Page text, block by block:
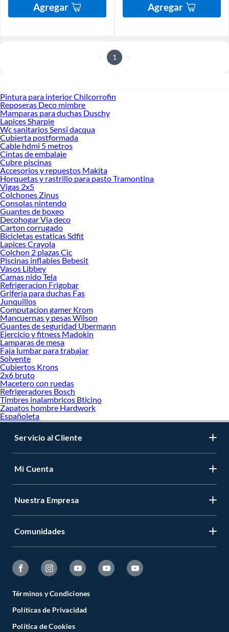
Agregar Agregar
1
Pintura para interior Chilcorrofin
Reposeras Deco mimbre
Mamparas para duchas Duschy
Lapices Sharpie
Wc sanitarios Sensi dacqua
Cubierta postformada
Cable hdmi 5 metros
Cintas de embalaje
Cubre piscinas
Accesorios y repuestos Makita
Horquetas y rastrillo para pasto Tramontina
Vigas 2x5
Colchones Zinus
Consolas nintendo
Guantes de boxeo
Decohogar Via deco
Carton corrugado
Bicicletas estaticas Sdfit
Lapices Crayola
Colchon 2 plazas Cic
Piscinas inflables Bebesit
Vasos Libbey
Camas nido Tela
Refrigeracion Frigobar
Griferia para duchas Fas
Junquillos
Computacion gamer Krom
Mancuernas y pesas Wilson
Guantes de seguridad Ubermann
Ejercicio y fitness Madokin
Lamparas de mesa
Faja lumbar para trabajar
Solvente
Cubiertos Krons
2x6 bruto
Macetero con ruedas
Refrigeradores Bosch
Timbres inalambricos Bticino
Zapatos hombre Hardwork
Españoleta
Servicio al Cliente
Mi Cuenta
Nuestra Empresa
Comunidades
Términos y Condiciones
Políticas de Privacidad
Política de Cookies